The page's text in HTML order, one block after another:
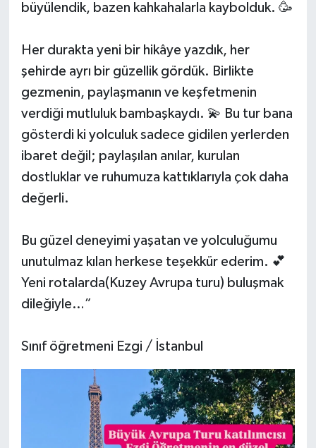
büyülendik, bazen kahkahalarla kaybolduk. 🥳
Her durakta yeni bir hikâye yazdık, her
şehirde ayrı bir güzellik gördük. Birlikte
gezmenin, paylaşmanın ve keşfetmenin
verdiği mutluluk bambaşkaydı. 💫 Bu tur bana
gösterdi ki yolculuk sadece gidilen yerlerden
ibaret değil; paylaşılan anılar, kurulan
dostluklar ve ruhumuza kattıklarıyla çok daha
değerli.
Bu güzel deneyimi yaşatan ve yolculuğumu
unutulmaz kılan herkese teşekkür ederim. 💕
Yeni rotalarda(Kuzey Avrupa turu) buluşmak
dileğiyle…”
Sınıf öğretmeni Ezgi / İstanbul